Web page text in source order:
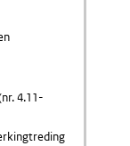
4.11-